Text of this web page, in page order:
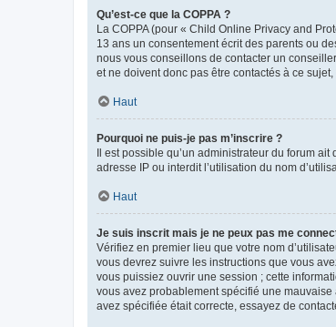
Qu’est-ce que la COPPA ?
La COPPA (pour « Child Online Privacy and
13 ans un consentement écrit des parents ou
nous vous conseillons de contacter un
et ne doivent donc pas être contactés à ce
Haut
Pourquoi ne puis-je pas m’inscrire ?
Il est possible qu’un administrateur du forum
adresse IP ou interdit l’utilisation du nom
Haut
Je suis inscrit mais je ne peux pas me
Vérifiez en premier lieu que votre nom
vous devrez suivre les instructions que vous
vous puissiez ouvrir une session ; cette
vous avez probablement spécifié une
avez spécifiée était correcte, essayez de